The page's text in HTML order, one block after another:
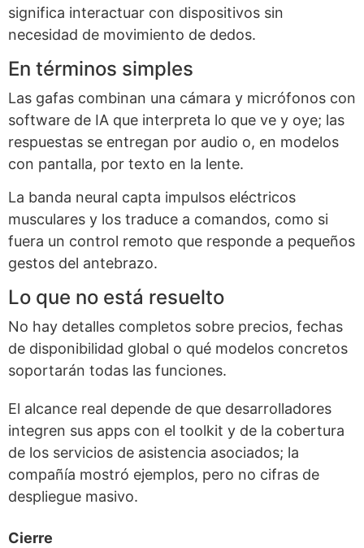
significa interactuar con dispositivos sin
necesidad de movimiento de dedos.
En términos simples
Las gafas combinan una cámara y micrófonos con
software de IA que interpreta lo que ve y oye; las
respuestas se entregan por audio o, en modelos
con pantalla, por texto en la lente.
La banda neural capta impulsos eléctricos
musculares y los traduce a comandos, como si
fuera un control remoto que responde a pequeños
gestos del antebrazo.
Lo que no está resuelto
No hay detalles completos sobre precios, fechas
de disponibilidad global o qué modelos concretos
soportarán todas las funciones.
El alcance real depende de que desarrolladores
integren sus apps con el toolkit y de la cobertura
de los servicios de asistencia asociados; la
compañía mostró ejemplos, pero no cifras de
despliegue masivo.
Cierre